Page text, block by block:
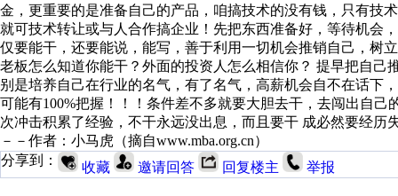
金，更重要的是准备自己的产品，咱搞技术的没有钱，只有技
就可技术转让或与人合作搞企业！先把东西准备好，等待
仅要能干，还要能说，能写，善于利用一切机会推销自己，树
老板怎么知道你能干？外面的投资人怎么相信你？ 提早把自
别是培养自己在行业的名气，有了名气，高薪机会自不在
可能有100%把握！！！条件差不多就要大胆去干，去闯出自
次冲击积累了经验，不干永远没出息，而且要干 成必然要经
－－作者：小马虎（摘自www.mba.org.cn）
分享到：
收藏 邀请回答 回复楼主 举报